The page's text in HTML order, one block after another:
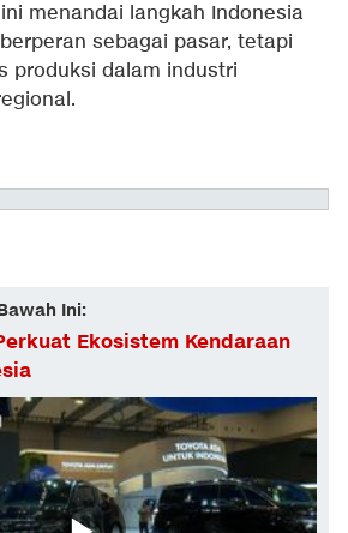
menandai langkah Indonesia
sebagai pasar, tetapi
produksi dalam industri
Ini:
Ekosistem Kendaraan